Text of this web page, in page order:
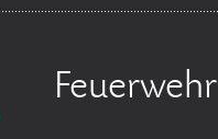
Feuerwehr